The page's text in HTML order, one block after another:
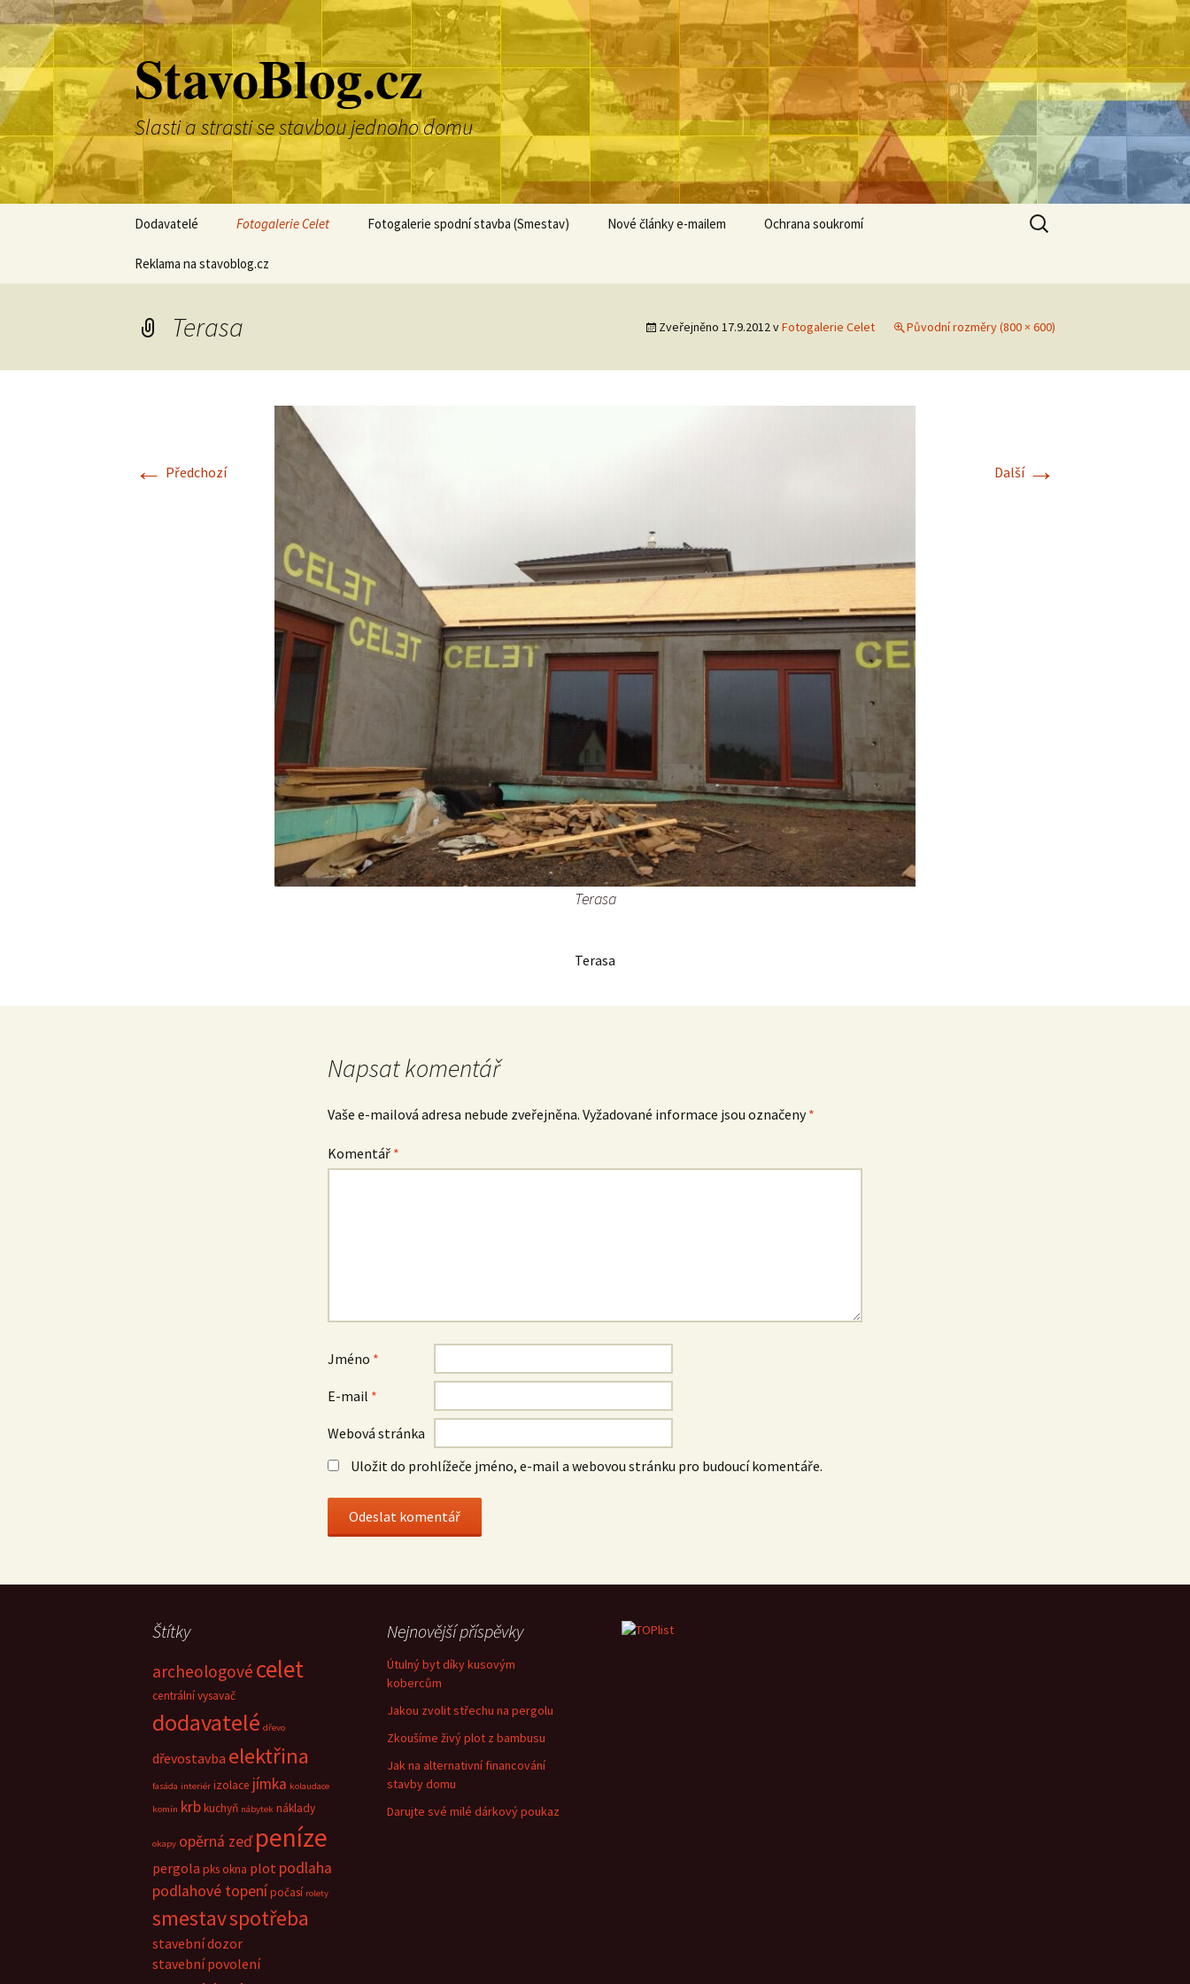
Přejít
k
obsahu
webu
StavoBlog.cz
Slasti a strasti se stavbou jednoho domu
Dodavatelé Fotogalerie Celet Fotogalerie spodní stavba (Smestav) Nové články e-mailem Ochrana soukromí
Reklama na stavoblog.cz
Vyhledávání
Terasa Zveřejněno 17.9.2012vFotogalerie Celet Původní rozměry (800 × 600)
← Předchozí Další →
Terasa
Terasa
Napsat komentář
Vaše e-mailová adresa nebude zveřejněna. Vyžadované informace jsou označeny*
Komentář *
Jméno *
E-mail *
Webová stránka
Uložit do prohlížeče jméno, e-mail a webovou stránku pro budoucí komentáře.
Štítky
archeologové celet
centrální vysavač
dodavatelé dřevo
dřevostavba elektřina
fasáda interiér izolace jímka kolaudace
komín krbkuchyň nábytek náklady
okapy opěrná zeď peníze
pergola pks okna plot podlaha
podlahové topenípočasí rolety
smestavspotřeba
stavební dozor
stavební povolení
Nejnovější příspěvky
Útulný byt díky kusovým
kobercům
Jakou zvolit střechu na pergolu
Zkoušíme živý plot z bambusu
Jak na alternativní financování
stavby domu
Darujte své milé dárkový poukaz